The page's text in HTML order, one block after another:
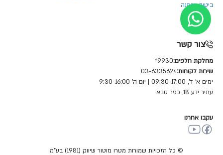
ביטול הזמנה
צור קשר
מחלקת חלפים:9930*
שירות לקוחות:03-6335624
ימים א'-ד', 09:30-17:00 | יום ה' 9:30-16:00
עתיר ידע 18, כפר סבא
עקבו אחרנו
© כל הזכויות שמורות מטרו מוטור שיווק (1981) בע"מ